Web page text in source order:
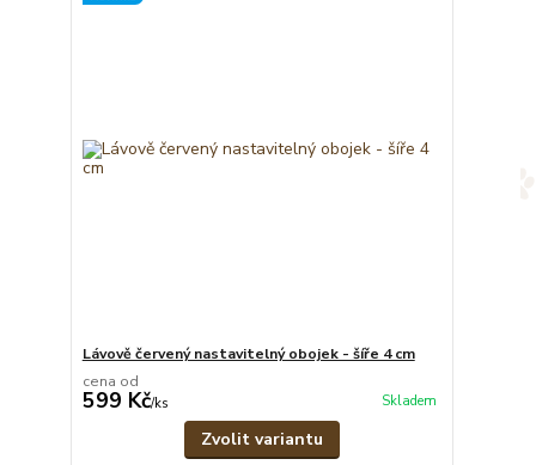
Lávově červený nastavitelný obojek - šíře 4 cm
cena od
599 Kč/ks Skladem
Zvolit variantu